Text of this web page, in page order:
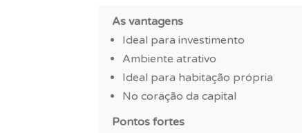
As vantagens
Ideal para investimento
Ambiente atrativo
Ideal para habitação própria
No coração da capital
Pontos fortes